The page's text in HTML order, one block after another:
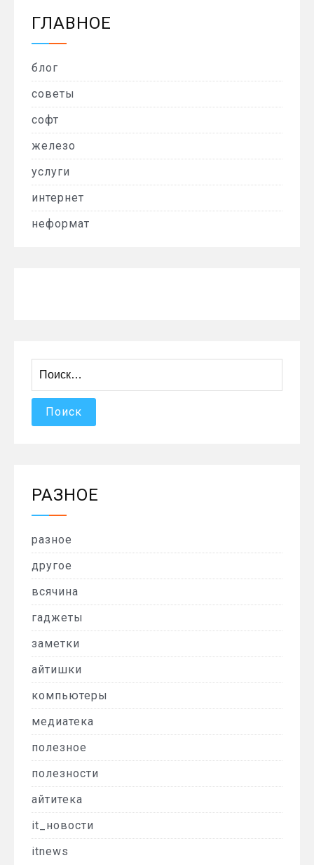
ГЛАВНОЕ
блог
советы
софт
железо
услуги
интернет
неформат
РАЗНОЕ
разное
другое
всячина
гаджеты
заметки
айтишки
компьютеры
медиатека
полезное
полезности
айтитека
it_новости
itnews